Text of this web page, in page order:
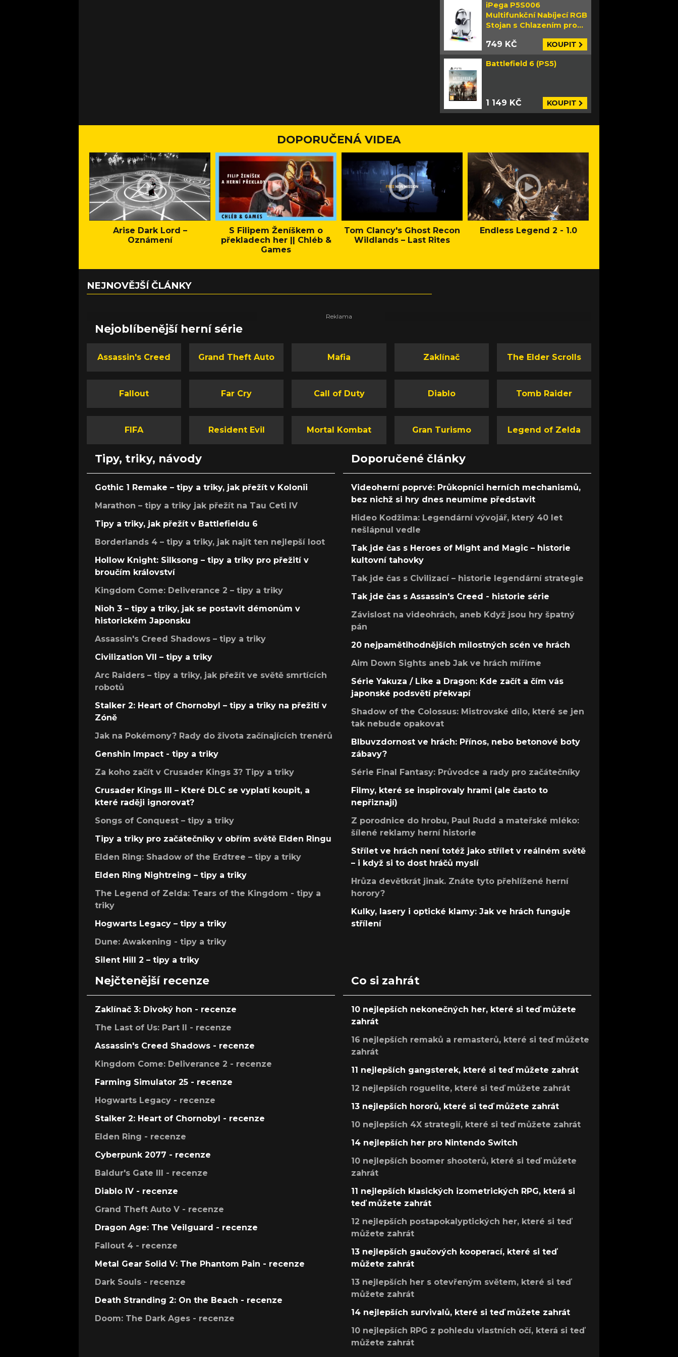
iPega P5S006
Multifunkční Nabíjecí RGB
Stojan s Chlazením pro
749 KČ KOUPIT
Battlefield 6 (PS5)
1 149 KČ KOUPIT
DOPORUČENÁ VIDEA
Arise Dark Lord –
Oznámení
S Filipem Ženíškem o
překladech her || Chléb &
Games
Tom Clancy's Ghost Recon
Wildlands – Last Rites
Endless Legend 2 - 1.0
NEJNOVĚJŠÍ ČLÁNKY
Nejoblíbenější herní série
Assassin's Creed Grand Theft Auto Mafia Zaklínač The Elder Scrolls
Fallout Far Cry Call of Duty Diablo Tomb Raider
FIFA Resident Evil Mortal Kombat Gran Turismo Legend of Zelda
Tipy, triky, návody
Gothic 1 Remake – tipy a triky, jak přežít v Kolonii
Marathon – tipy a triky jak přežít na Tau Ceti IV
Tipy a triky, jak přežít v Battlefieldu 6
Borderlands 4 – tipy a triky, jak najít ten nejlepší loot
Hollow Knight: Silksong – tipy a triky pro přežití v
broučím království
Kingdom Come: Deliverance 2 – tipy a triky
Nioh 3 – tipy a triky, jak se postavit démonům v
historickém Japonsku
Assassin's Creed Shadows – tipy a triky
Civilization VII – tipy a triky
Arc Raiders – tipy a triky, jak přežít ve světě smrtících
robotů
Stalker 2: Heart of Chornobyl – tipy a triky na přežití v
Zóně
Jak na Pokémony? Rady do života začínajících trenérů
Genshin Impact - tipy a triky
Za koho začít v Crusader Kings 3? Tipy a triky
Crusader Kings III – Které DLC se vyplatí koupit, a
které raději ignorovat?
Songs of Conquest – tipy a triky
Tipy a triky pro začátečníky v obřím světě Elden Ringu
Elden Ring: Shadow of the Erdtree – tipy a triky
Elden Ring Nightreing – tipy a triky
The Legend of Zelda: Tears of the Kingdom - tipy a
triky
Hogwarts Legacy – tipy a triky
Dune: Awakening - tipy a triky
Silent Hill 2 – tipy a triky
Doporučené články
Videoherní poprvé: Průkopníci herních mechanismů,
bez nichž si hry dnes neumíme představit
Hideo Kodžima: Legendární vývojář, který 40 let
nešlápnul vedle
Tak jde čas s Heroes of Might and Magic – historie
kultovní tahovky
Tak jde čas s Civilizací – historie legendární strategie
Tak jde čas s Assassin's Creed - historie série
Závislost na videohrách, aneb Když jsou hry špatný
pán
20 nejpamětihodnějších milostných scén ve hrách
Aim Down Sights aneb Jak ve hrách míříme
Série Yakuza / Like a Dragon: Kde začít a čím vás
japonské podsvětí překvapí
Shadow of the Colossus: Mistrovské dílo, které se jen
tak nebude opakovat
Blbuvzdornost ve hrách: Přínos, nebo betonové boty
zábavy?
Série Final Fantasy: Průvodce a rady pro začátečníky
Filmy, které se inspirovaly hrami (ale často to
nepřiznají)
Z porodnice do hrobu, Paul Rudd a mateřské mléko:
šílené reklamy herní historie
Střílet ve hrách není totéž jako střílet v reálném světě
– i když si to dost hráčů myslí
Hrůza devětkrát jinak. Znáte tyto přehlížené herní
horory?
Kulky, lasery i optické klamy: Jak ve hrách funguje
střílení
Nejčtenější recenze
Zaklínač 3: Divoký hon - recenze
The Last of Us: Part II - recenze
Assassin's Creed Shadows - recenze
Kingdom Come: Deliverance 2 - recenze
Farming Simulator 25 - recenze
Hogwarts Legacy - recenze
Stalker 2: Heart of Chornobyl - recenze
Elden Ring - recenze
Cyberpunk 2077 - recenze
Baldur's Gate III - recenze
Diablo IV - recenze
Grand Theft Auto V - recenze
Dragon Age: The Veilguard - recenze
Fallout 4 - recenze
Metal Gear Solid V: The Phantom Pain - recenze
Dark Souls - recenze
Death Stranding 2: On the Beach - recenze
Doom: The Dark Ages - recenze
Co si zahrát
10 nejlepších nekonečných her, které si teď můžete
zahrát
16 nejlepších remaků a remasterů, které si teď můžete
zahrát
11 nejlepších gangsterek, které si teď můžete zahrát
12 nejlepších roguelite, které si teď můžete zahrát
13 nejlepších hororů, které si teď můžete zahrát
10 nejlepších 4X strategií, které si teď můžete zahrát
14 nejlepších her pro Nintendo Switch
10 nejlepších boomer shooterů, které si teď můžete
zahrát
11 nejlepších klasických izometrických RPG, která si
teď můžete zahrát
12 nejlepších postapokalyptických her, které si teď
můžete zahrát
13 nejlepších gaučových kooperací, které si teď
můžete zahrát
13 nejlepších her s otevřeným světem, které si teď
můžete zahrát
14 nejlepších survivalů, které si teď můžete zahrát
10 nejlepších RPG z pohledu vlastních očí, která si teď
můžete zahrát